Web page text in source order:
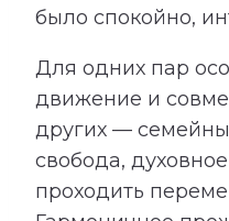
было спокойно,
Для одних пар
движение и
других —
свобода,
проходить